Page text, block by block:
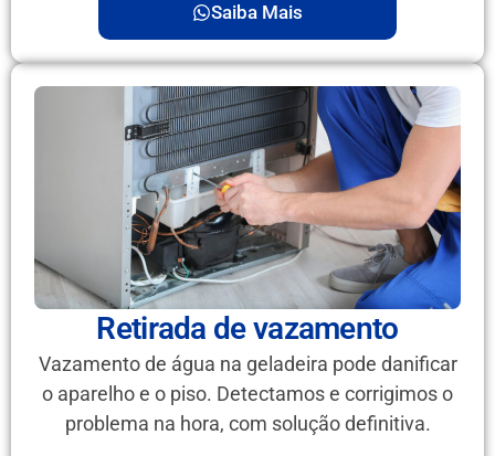
Saiba Mais
Retirada de vazamento
Vazamento de água na geladeira pode danificar
o aparelho e o piso. Detectamos e corrigimos o
problema na hora, com solução definitiva.